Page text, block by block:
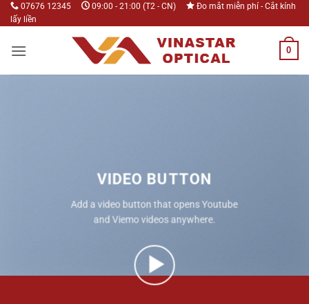
Bỏ
qua
dung
07676 12345 09:00 - 21:00 (T2 - CN)
Đo mắt miễn phí - Cắt kính
lấy liền
0
VIDEO BUTTON
Add a video button that opens Youtube
and Viemo videos anywhere.